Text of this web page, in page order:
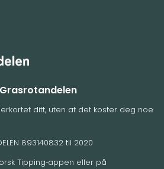
ditt, uten at det koster deg noe
893140832 til 2020
Tipping‑appen eller på